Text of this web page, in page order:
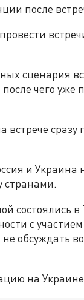
после
сценария
чего уже
встрече
и Украина
странами.
состоялись
с
обсуждать
на